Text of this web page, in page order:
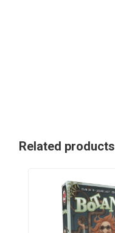
Related products